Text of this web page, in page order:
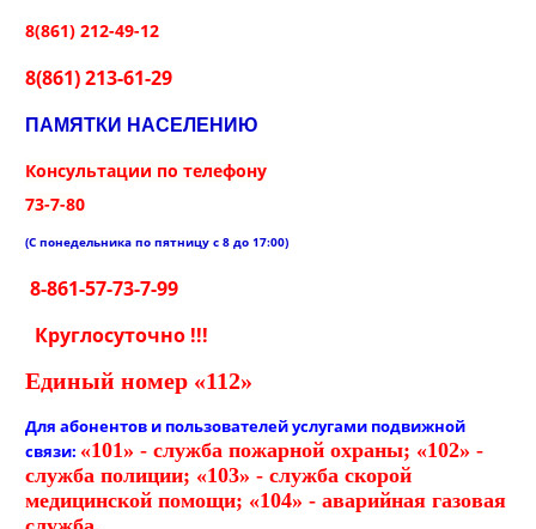
8(861) 212-49-12
8(861)213-61-29
ПАМЯТКИ НАСЕЛЕНИЮ
Консультации по телефону
73-7-80
(С понедельника по пятницу с 8 до 17:00)
8-861-57-73-7-99
Круглосуточно !!!
Единый номер «112»
Для абонентов и пользователей услугами подвижной
связи: «101» - служба пожарной охраны; «102»-
служба полиции; «103» - служба скорой
медицинской помощи; «104» - аварийная газовая